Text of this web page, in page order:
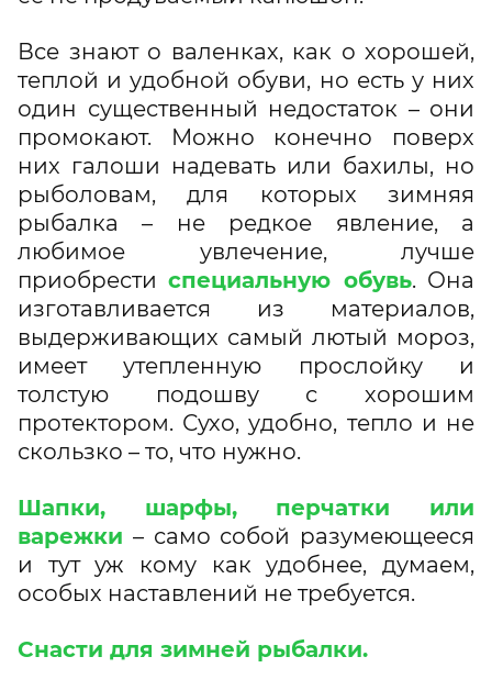
Все знают о валенках, как о хорошей,
теплой и удобной обуви, но есть у них
один существенный недостаток – они
промокают. Можно конечно поверх
них галоши надевать или бахилы, но
рыболовам, для которых зимняя
рыбалка – не редкое явление, а
любимое увлечение, лучше
приобрестиспециальную обувь. Она
изготавливается из материалов,
выдерживающих самый лютый мороз,
имеет утепленную прослойку и
толстую подошву с хорошим
протектором. Сухо, удобно, тепло и не
скользко – то, что нужно.
Шапки, шарфы, перчатки или
варежки – само собой разумеющееся
и тут уж кому как удобнее, думаем,
особых наставлений не требуется.
Снасти для зимней рыбалки.